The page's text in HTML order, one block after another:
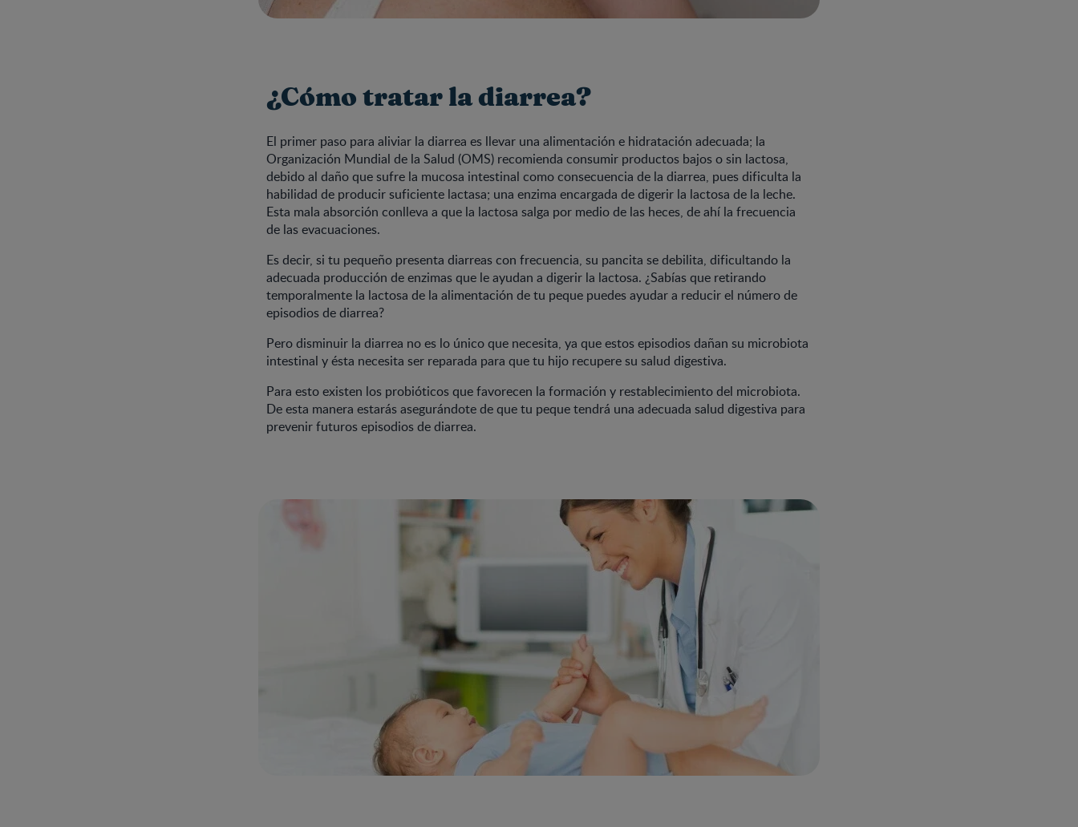
¿Cómo tratar la diarrea?
El primer paso para aliviar la diarrea es llevar una alimentación e hidratación adecuada; la
Organización Mundial de la Salud (OMS) recomienda consumir productos bajos o sin lactosa,
debido al daño que sufre la mucosa intestinal como consecuencia de la diarrea, pues dificulta la
habilidad de producir suficiente lactasa; una enzima encargada de digerir la lactosa de la leche.
Esta mala absorción conlleva a que la lactosa salga por medio de las heces, de ahí la frecuencia
de las evacuaciones.
Es decir, si tu pequeño presenta diarreas con frecuencia, su pancita se debilita, dificultando la
adecuada producción de enzimas que le ayudan a digerir la lactosa. ¿Sabías que retirando
temporalmente la lactosa de la alimentación de tu peque puedes ayudar a reducir el número de
episodios de diarrea?
Pero disminuir la diarrea no es lo único que necesita, ya que estos episodios dañan su microbiota
intestinal y ésta necesita ser reparada para que tu hijo recupere su salud digestiva.
Para esto existen los probióticos que favorecen la formación y restablecimiento del microbiota.
De esta manera estarás asegurándote de que tu peque tendrá una adecuada salud digestiva para
prevenir futuros episodios de diarrea.